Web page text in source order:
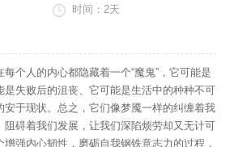
时间：2天
个人的内心都隐藏着一个“魔鬼”，它可能是
是失败后的沮丧、它可能是生活中的种种不可
安于现状。总之，它们像梦魇一样的纠缠着我
阻碍着我们发展，让我们深陷烦劳却又无计可
强内心韧性，磨砺自我钢铁意志力的过程，